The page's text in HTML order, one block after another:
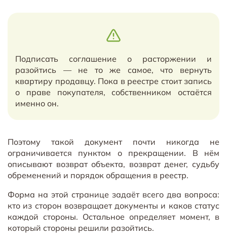
Подписать соглашение о расторжении и
разойтись — не то же самое, что вернуть
квартиру продавцу. Пока в реестре стоит запись
о праве покупателя, собственником остаётся
именно он.
Поэтому такой документ почти никогда не
ограничивается пунктом о прекращении. В нём
описывают возврат объекта, возврат денег, судьбу
обременений и порядок обращения в реестр.
Форма на этой странице задаёт всего два вопроса:
кто из сторон возвращает документы и каков статус
каждой стороны. Остальное определяет момент, в
который стороны решили разойтись.